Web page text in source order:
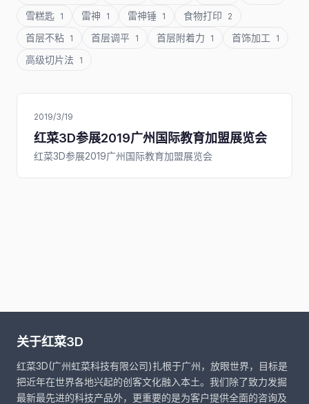
雪糕匙 1 雷神 1 雷神锤 1 食物打印 2
首层不粘 1 首层调平 1 首层附着力 1 首饰加工 1
高级切片法 1
2019/3/19
红菜3D参展2019广州国际教育加盟展览会
红菜3D参展2019广州国际教育加盟展览会
关于红菜3D
红菜3D(广州虹菜科技有限公司)扎根于广州，放眼世界，目标是
把近年在世界各地兴起的创客文化融入本土。我们除了致力发掘
最新最先进的科技产品外，更重要的是为客户提供全面的咨询及